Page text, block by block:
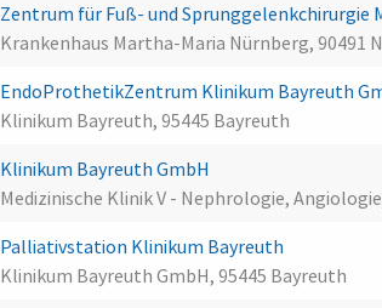
Zentrum für Fuß- und Sprunggelenkchirurgie
Krankenhaus Martha-Maria Nürnberg, 90491
EndoProthetikZentrum Klinikum Bayreuth
Klinikum Bayreuth, 95445 Bayreuth
Klinikum Bayreuth GmbH
Medizinische Klinik V - Nephrologie,
Palliativstation Klinikum Bayreuth
Klinikum Bayreuth GmbH, 95445 Bayreuth